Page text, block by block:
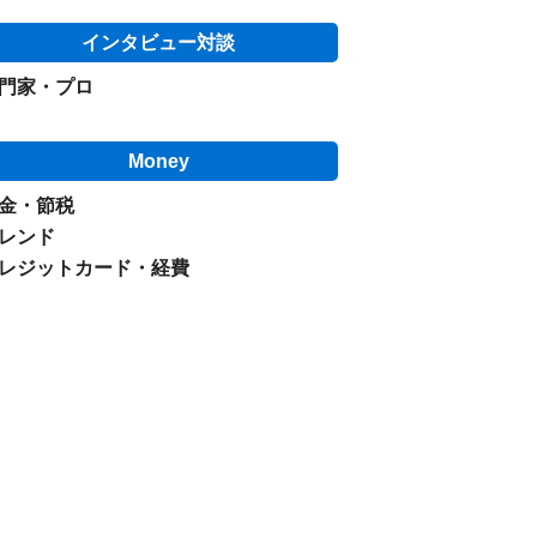
インタビュー対談
家・プロ
Money
・節税
レンド
ジットカード・経費